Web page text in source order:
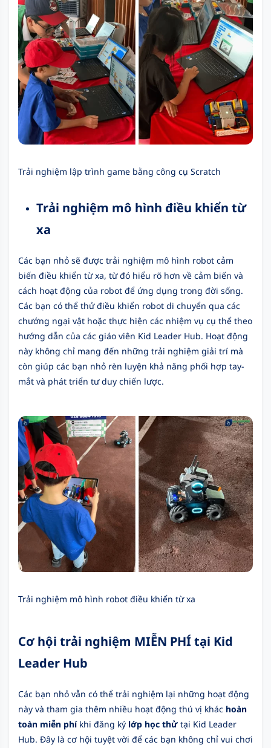
Trải nghiệm lập trình game bằng công cụ Scratch
Trải nghiệm mô hình điều khiển từ
xa
Các bạn nhỏ sẽ được trải nghiệm mô hình robot cảm
biến điều khiển từ xa, từ đó hiểu rõ hơn về cảm biến và
cách hoạt động của robot để ứng dụng trong đời sống.
Các bạn có thể thử điều khiển robot di chuyển qua các
chướng ngại vật hoặc thực hiện các nhiệm vụ cụ thể theo
hướng dẫn của các giáo viên Kid Leader Hub. Hoạt động
này không chỉ mang đến những trải nghiệm giải trí mà
còn giúp các bạn nhỏ rèn luyện khả năng phối hợp tay-
mắt và phát triển tư duy chiến lược.
Trải nghiệm mô hình robot điều khiển từ xa
Cơ hội trải nghiệm MIỄN PHÍ tại Kid
Leader Hub
Các bạn nhỏ vẫn có thể trải nghiệm lại những hoạt động
này và tham gia thêm nhiều hoạt động thú vị khác hoàn
toàn miễn phíkhi đăng ký lớp học thử tại Kid Leader
Hub. Đây là cơ hội tuyệt vời để các bạn không chỉ vui chơi